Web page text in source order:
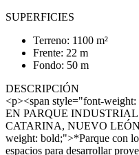
SUPERFICIES
Terreno: 1100 m²
Frente: 22 m
Fondo: 50 m
DESCRIPCIÓN
<p><span style="font-
EN PARQUE
CATARINA, NUEVO LEÓN
weight: bold;">*Parque con
espacios para desarrollar